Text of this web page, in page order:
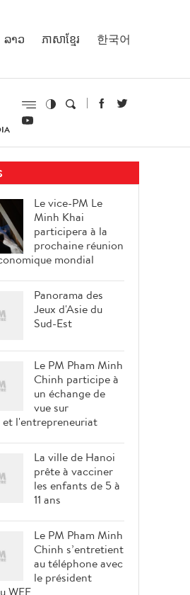
ລາວ ភាសាខ្មែរ 한국어
Le vice-PM Le
Minh Khai
participera à la
prochaine réunion
mondial
Panorama des
Jeux d'Asie du
Sud-Est
Le PM Pham Minh
Chinh participe à
un échange de
vue sur
l'entrepreneuriat
La ville de Hanoi
prête à vacciner
les enfants de 5 à
11 ans
Le PM Pham Minh
Chinh s’entretient
au téléphone avec
le président
WEF